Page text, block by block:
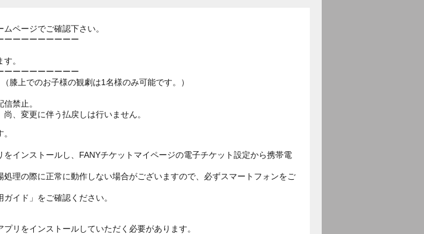
ページでご確認下さい。
ーーーーーーーーー
。
ーーーーーーーーー
上でのお子様の観劇は1名様のみ可能です。）
禁止。
、変更に伴う払戻しは行いません。
インストールし、FANYチケットマイページの電子チケット設定から携帯電
理の際に正常に動作しない場合がございますので、必ずスマートフォンをご
イド」をご確認ください。
リをインストールしていただく必要があります。